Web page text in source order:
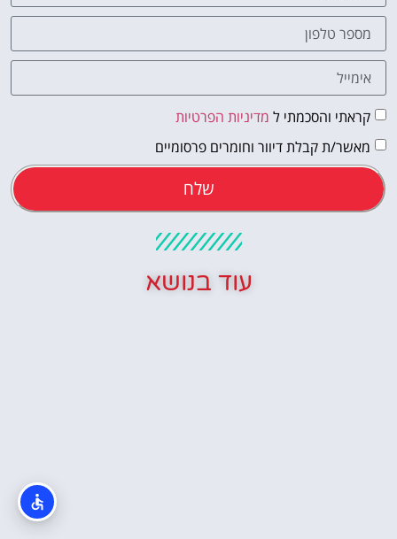
קראתי והסכמתי ל מדיניות הפרטיות
מאשר/ת קבלת דיוור וחומרים פרסומיים
שלח
עוד בנושא